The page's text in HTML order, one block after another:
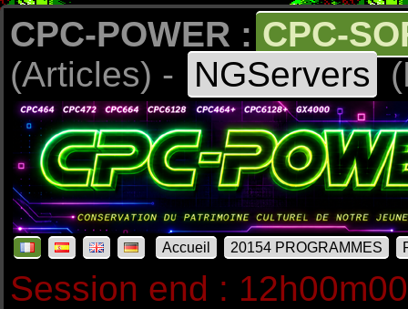
CPC-POWER : CPC-
(Articles) -
NGServers
Accueil 20154 PROGRAMMES
Session end :